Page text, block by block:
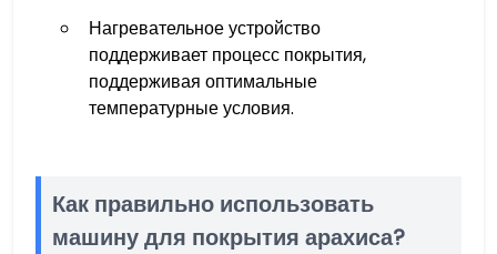
Нагревательное устройство
поддерживает процесс покрытия,
поддерживая оптимальные
температурные условия.
Как правильно использовать
машину для покрытия арахиса?